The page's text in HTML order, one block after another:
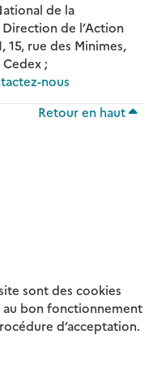
de la
de l’Action
15, rue des Minimes,
;
nous
Retour en haut
sont des cookies
au bon fonctionnement
d’acceptation.